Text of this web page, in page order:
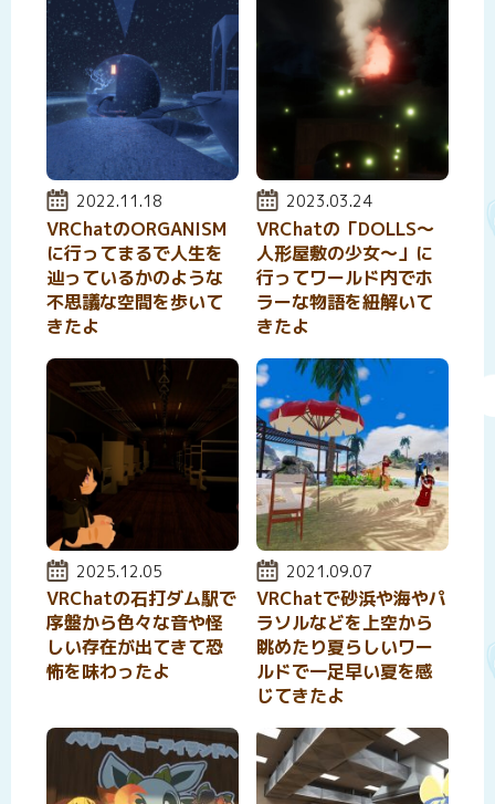
投稿日:
2022.11.18
VRChatのORGANISM
に行ってまるで人生を
辿っているかのような
不思議な空間を歩いて
きたよ
投稿日:
2023.03.24
VRChatの「DOLLS～
人形屋敷の少女～」に
行ってワールド内でホ
ラーな物語を紐解いて
きたよ
投稿日:
2025.12.05
VRChatの石打ダム駅で
序盤から色々な音や怪
しい存在が出てきて恐
怖を味わったよ
投稿日:
2021.09.07
VRChatで砂浜や海やパ
ラソルなどを上空から
眺めたり夏らしいワー
ルドで一足早い夏を感
じてきたよ